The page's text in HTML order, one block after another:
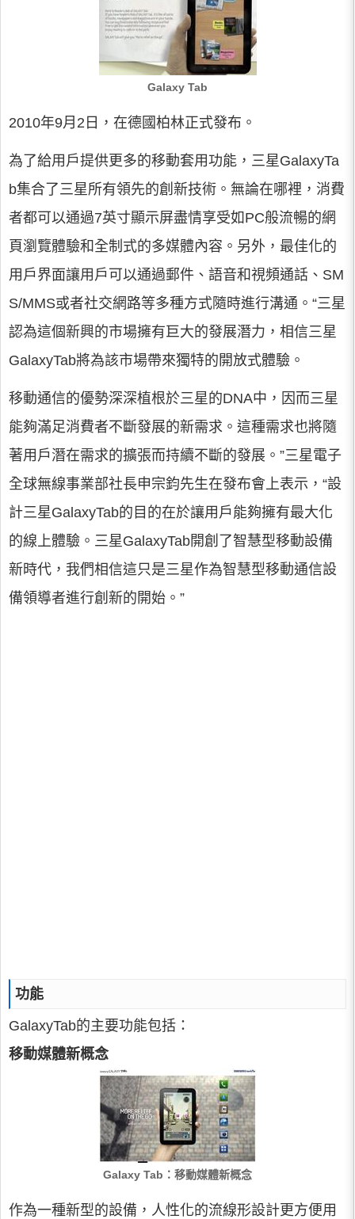
Galaxy Tab
2010年9月2日，在德國柏林正式發布。
為了給用戶提供更多的移動套用功能，三星GalaxyTa
b集合了三星所有領先的創新技術。無論在哪裡，消費
者都可以通過7英寸顯示屏盡情享受如PC般流暢的網
頁瀏覽體驗和全制式的多媒體內容。另外，最佳化的
用戶界面讓用戶可以通過郵件、語音和視頻通話、SM
S/MMS或者社交網路等多種方式隨時進行溝通。“三星
認為這個新興的市場擁有巨大的發展潛力，相信三星
GalaxyTab將為該市場帶來獨特的開放式體驗。
移動通信的優勢深深植根於三星的DNA中，因而三星
能夠滿足消費者不斷發展的新需求。這種需求也將隨
著用戶潛在需求的擴張而持續不斷的發展。”三星電子
全球無線事業部社長申宗鈞先生在發布會上表示，“設
計三星GalaxyTab的目的在於讓用戶能夠擁有最大化
的線上體驗。三星GalaxyTab開創了智慧型移動設備
新時代，我們相信這只是三星作為智慧型移動通信設
備領導者進行創新的開始。”
功能
GalaxyTab的主要功能包括：
移動媒體新概念
Galaxy Tab：移動媒體新概念
作為一種新型的設備，人性化的流線形設計更方便用